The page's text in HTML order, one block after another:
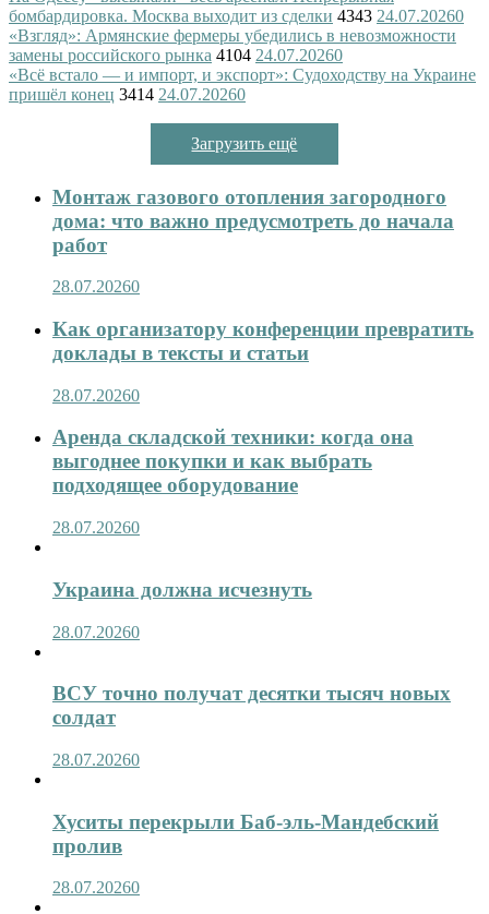
бомбардировка. Москва выходит из сделки 4343 24.07.20260
«Взгляд»: Армянские фермеры убедились в невозможности
замены российского рынка 4104 24.07.20260
«Всё встало — и импорт, и экспорт»: Судоходству на Украине
пришёл конец 3414 24.07.20260
Загрузить ещё
Монтаж газового отопления загородного
дома: что важно предусмотреть до начала
работ
28.07.20260
Как организатору конференции превратить
доклады в тексты и статьи
28.07.20260
Аренда складской техники: когда она
выгоднее покупки и как выбрать
подходящее оборудование
28.07.20260
Украина должна исчезнуть
28.07.20260
ВСУ точно получат десятки тысяч новых
солдат
28.07.20260
Хуситы перекрыли Баб-эль-Мандебский
пролив
28.07.20260